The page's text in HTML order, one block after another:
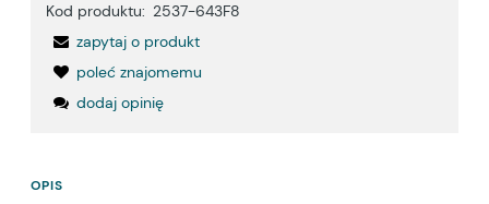
Kod produktu: 2537-643F8
zapytaj o produkt
poleć znajomemu
dodaj opinię
OPIS